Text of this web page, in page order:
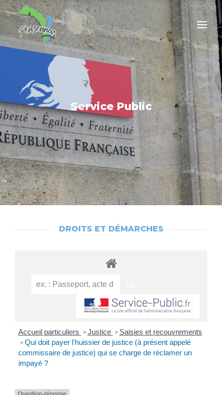
Service Public
DROITS ET DÉMARCHES
Accueil particuliers > Justice > Saisies et recouvrements
> Qui doit payer l'huissier de justice (à présent appelé
commissaire de justice) qui se charge de réclamer un
impayé ?